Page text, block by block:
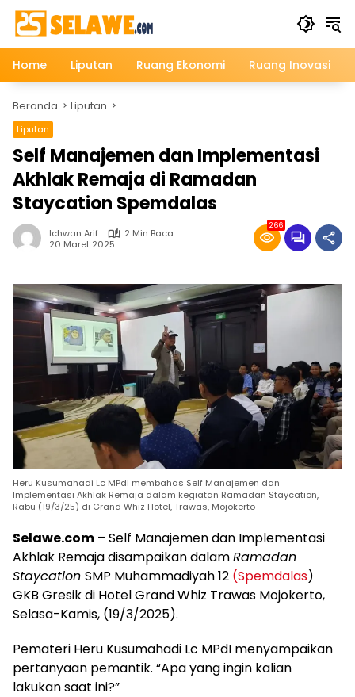
Langsung
konten
Home
Liputan Ruang Ekonomi Ruang Inovasi
Beranda Liputan
Liputan
Self Manajemen dan Implementasi
Akhlak Remaja di Ramadan
Staycation Spemdalas
Ichwan Arif
2 Min Baca
20 Maret 2025
266
Heru Kusumahadi Lc MPdI membahas Self Manajemen dan
Implementasi Akhlak Remaja dalam kegiatan Ramadan Staycation,
Rabu (19/3/25) di Grand Whiz Hotel, Trawas, Mojokerto
Selawe.com – Self Manajemen dan Implementasi
Akhlak Remaja disampaikan dalamRamadan
Staycation SMP Muhammadiyah 12 (Spemdalas)
GKB Gresik di Hotel Grand Whiz Trawas Mojokerto,
Selasa-Kamis, (19/3/2025).
Pemateri Heru Kusumahadi Lc MPdI menyampaikan
pertanyaan pemantik. “Apa yang ingin kalian
lakukan saat ini?”